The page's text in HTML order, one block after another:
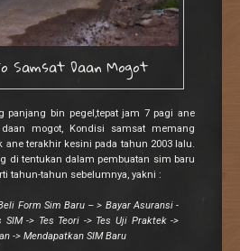
Samsat Daan Mogot
panjang bin pegel,tepat jam 7 pagi ane
mogot, Kondisi samsat memang
ane terakhir kesini pada tahun 2003 lalu.
di tentukan dalam pembuatan sim baru
tahun-tahun sebelumnya, yakni :
Form Sim Baru – > Bayar Asuransi -
SIM -> Tes Teori -> Tes Uji Praktek ->
-> Mendapatkan SIM Baru